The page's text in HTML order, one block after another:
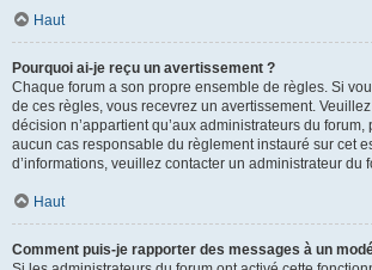
Haut
Pourquoi ai-je reçu un avertissement ?
Chaque forum a son propre ensemble de règles. Si
de ces règles, vous recevrez un avertissement.
décision n’appartient qu’aux administrateurs du forum,
aucun cas responsable du règlement instauré sur cet
d’informations, veuillez contacter un administrateur du
Haut
Comment puis-je rapporter des messages à un